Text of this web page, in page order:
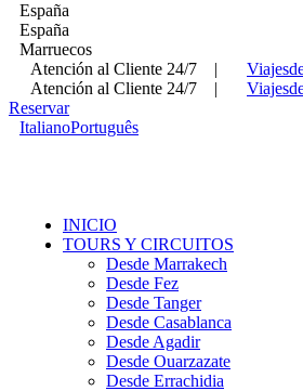
España
España
Marruecos
Atención al Cliente 24/7
|
Atención al Cliente 24/7
|
Reservar
ItalianoPortuguês
INICIO
TOURS Y CIRCUITOS
Desde Marrakech
Desde Fez
Desde Tanger
Desde Casablanca
Desde Agadir
Desde Ouarzazate
Desde Errachidia